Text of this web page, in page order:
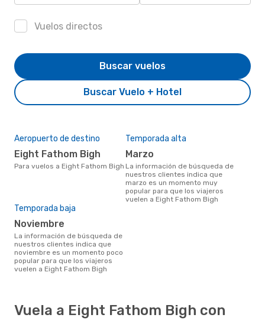
Vuelos directos
Buscar Vuelo + Hotel
Buscar vuelos
Aeropuerto de destino
Eight Fathom Bigh
Para vuelos a Eight Fathom Bigh
Temporada alta
marzo
La información de búsqueda de
nuestros clientes indica que
marzo es un momento muy
popular para que los viajeros
vuelen a Eight Fathom Bigh
Temporada baja
noviembre
La información de búsqueda de
nuestros clientes indica que
noviembre es un momento poco
popular para que los viajeros
vuelen a Eight Fathom Bigh
Vuela a Eight Fathom Bigh con